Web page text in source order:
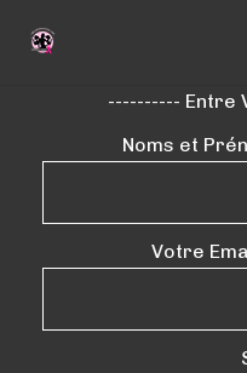
---------- Entre
Noms et
Votre